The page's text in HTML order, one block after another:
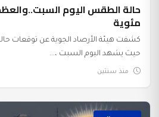
عرب وعالم
مئوية
كشفت هيئة الأرصاد الجوية عن توقعات
حيث يشهد اليوم السبت ،...
منذ سنتين